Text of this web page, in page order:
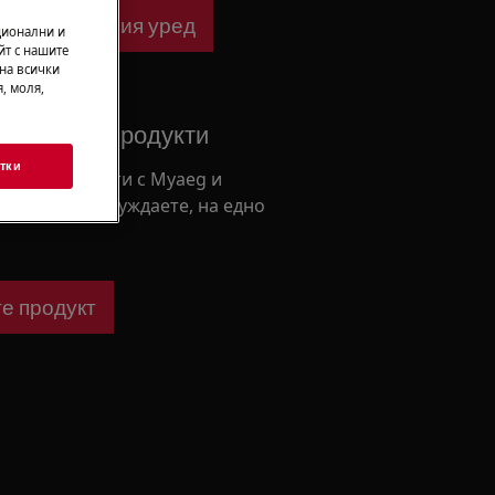
за Вашия уред
вашите продукти
продукти с Myaeg и
което се нуждаете, на едно
продукт
и
с нашите
всички
моля,